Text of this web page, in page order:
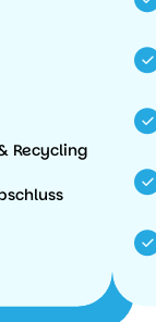
Recycling